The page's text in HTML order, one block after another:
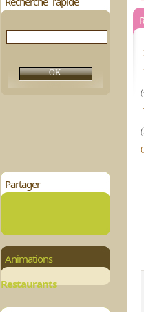
Partager
Animations
Restaurants